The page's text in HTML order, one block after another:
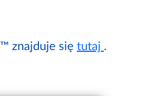
znajduje się tutaj .